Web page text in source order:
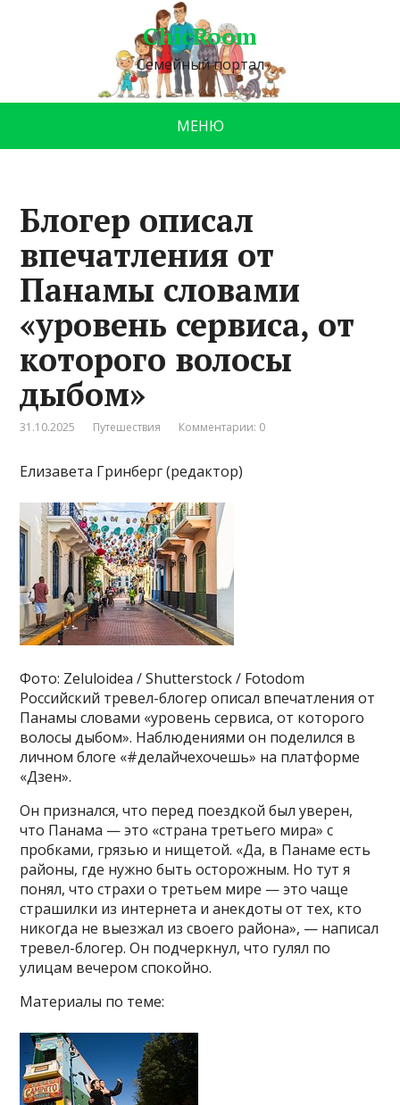
ChicRoom
Семейный портал
МЕНЮ
Блогер описал
впечатления от
Панамы словами
«уровень сервиса, от
которого волосы
дыбом»
31.10.2025 Путешествия Комментарии: 0
Елизавета Гринберг (редактор)
Фото: Zeluloidea / Shutterstock / Fotodom
Российский тревел-блогер описал впечатления от
Панамы словами «уровень сервиса, от которого
волосы дыбом». Наблюдениями он поделился в
личном блоге «#делайчехочешь» на платформе
«Дзен».
Он признался, что перед поездкой был уверен,
что Панама — это «страна третьего мира» с
пробками, грязью и нищетой. «Да, в Панаме есть
районы, где нужно быть осторожным. Но тут я
понял, что страхи о третьем мире — это чаще
страшилки из интернета и анекдоты от тех, кто
никогда не выезжал из своего района», — написал
тревел-блогер. Он подчеркнул, что гулял по
улицам вечером спокойно.
Материалы по теме: